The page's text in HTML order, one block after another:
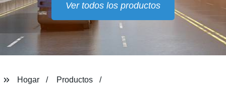
Hogar
Productos